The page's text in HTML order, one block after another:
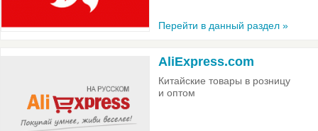
Перейти в данный раздел »
AliExpress.com
Китайские товары в розницу
и оптом